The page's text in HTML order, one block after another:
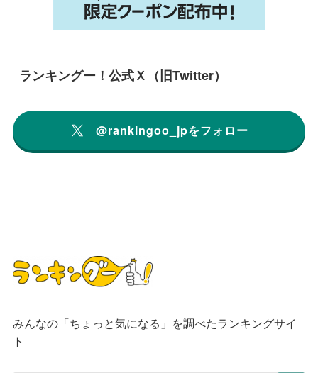
ランキングー！公式Ｘ（旧Twitter）
@rankingoo_jpをフォロー
みんなの「ちょっと気になる」を調べたランキングサイ
ト